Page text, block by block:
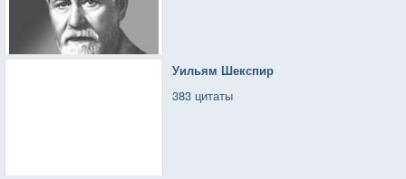
Уильям Шекспир
383 цитаты